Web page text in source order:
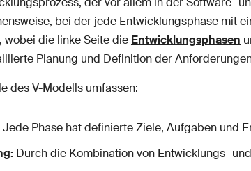
bei der jede Entwicklungsphase mit
wobei die linke Seite die Entwicklungsphasen
Planung und Definition der
des V-Modells umfassen:
Jede Phase hat definierte Ziele, Aufgaben und
Durch die Kombination von Entwicklungs-